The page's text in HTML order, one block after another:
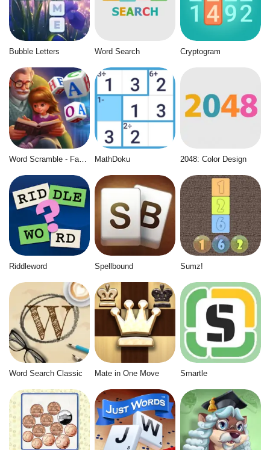
Bubble Letters Word Search Cryptogram
MathDoku 2048: Color Design
Riddleword Spellbound Sumz!
Word Search Classic Mate in One Move Smartle